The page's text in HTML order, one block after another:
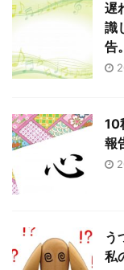
遅
識
告。
10
報
う
私